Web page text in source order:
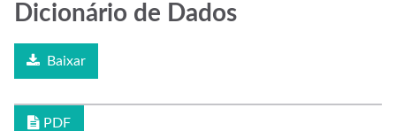
Dicionário de Dados
Baixar
PDF